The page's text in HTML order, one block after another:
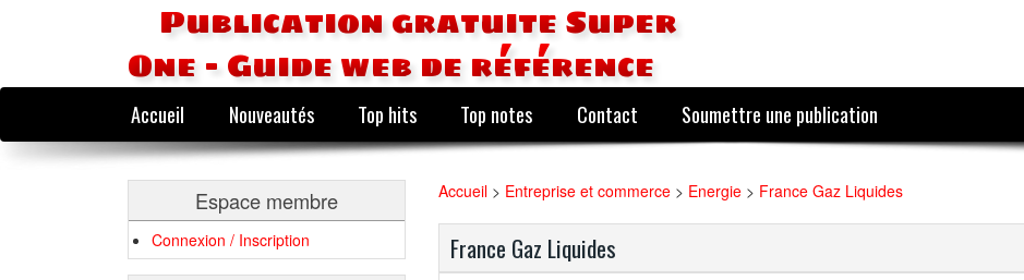
Publication gratuite Super
One - Guide web de référence
Accueil Nouveautés Top hits Top notes Contact Soumettre une publication
Espace membre
Connexion / Inscription
Accueil > Entreprise et commerce > Energie > France Gaz Liquides
France Gaz Liquides